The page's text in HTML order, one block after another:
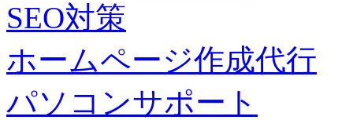
SEO対策
ホームページ作成代行
パソコンサポート